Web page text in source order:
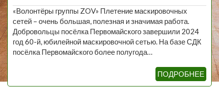
«Волонтёры группы ZOV» Плетение маскировочных
сетей – очень большая, полезная и значимая работа.
Добровольцы посёлка Первомайского завершили 2024
год 60-й, юбилейной маскировочной сетью. На базе СДК
посёлка Первомайского более полугода…
ПОДРОБНЕЕ